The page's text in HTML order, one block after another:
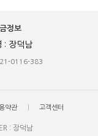
정보
: 장덕남
0116-383
약관 고객센터
: 장덕남